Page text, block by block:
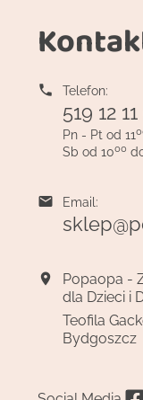
 Telefon:
519 12
Pn - Pt od 11
Sb od 1000
 Email:

Popaopa -
dla Dzieci i
Teofila
Bydgoszcz